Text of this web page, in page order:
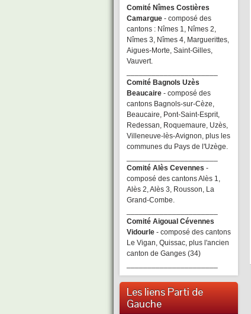
Comité Nîmes Costières
Camargue - composé des
cantons : Nîmes 1, Nîmes 2,
Nîmes 3, Nîmes 4, Marguerittes,
Aigues-Morte, Saint-Gilles,
Vauvert.
Comité Bagnols Uzès
Beaucaire - composé des
cantons Bagnols-sur-Cèze,
Beaucaire, Pont-Saint-Esprit,
Redessan, Roquemaure, Uzès,
Villeneuve-lès-Avignon, plus les
communes du Pays de l'Uzège.
Comité Alès Cevennes -
composé des cantons Alès 1,
Alès 2, Alès 3, Rousson, La
Grand-Combe.
Comité Aigoual Cévennes
Vidourle - composé des cantons
Le Vigan, Quissac, plus l'ancien
canton de Ganges (34)
Les liens Parti de
Gauche